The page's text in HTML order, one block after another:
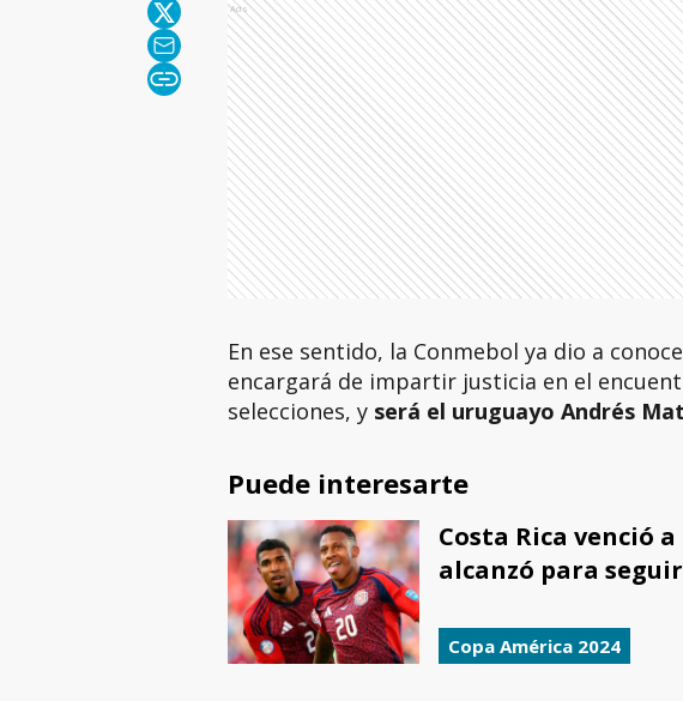
Ads
En ese sentido, la Conmebol ya dio a
encargará de impartir justicia en el
selecciones, y será el uruguayo Andrés
Puede interesarte
Costa Rica venció
alcanzó para
Copa América 2024